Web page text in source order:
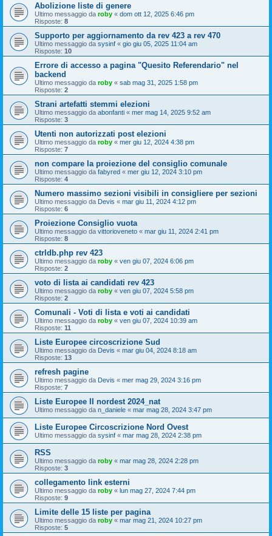
Abolizione liste di genere
Ultimo messaggio da roby « dom ott 12, 2025 6:46 pm
Risposte: 8
Supporto per aggiornamento da rev 423 a rev 470
Ultimo messaggio da sysinf « gio giu 05, 2025 11:04 am
Risposte: 10
Errore di accesso a pagina "Quesito Referendario" nel
backend
Ultimo messaggio da roby « sab mag 31, 2025 1:58 pm
Risposte: 2
Strani artefatti stemmi elezioni
Ultimo messaggio da abonfanti « mer mag 14, 2025 9:52 am
Risposte: 3
Utenti non autorizzati post elezioni
Ultimo messaggio da roby « mer giu 12, 2024 4:38 pm
Risposte: 7
non compare la proiezione del consiglio comunale
Ultimo messaggio da fabyred « mer giu 12, 2024 3:10 pm
Risposte: 4
Numero massimo sezioni visibili in consigliere per sezioni
Ultimo messaggio da Devis « mar giu 11, 2024 4:12 pm
Risposte: 6
Proiezione Consiglio vuota
Ultimo messaggio da vittorioveneto « mar giu 11, 2024 2:41 pm
Risposte: 8
ctrldb.php rev 423
Ultimo messaggio da roby « ven giu 07, 2024 6:06 pm
Risposte: 2
voto di lista ai candidati rev 423
Ultimo messaggio da roby « ven giu 07, 2024 5:58 pm
Risposte: 2
Comunali - Voti di lista e voti ai candidati
Ultimo messaggio da roby « ven giu 07, 2024 10:39 am
Risposte: 11
Liste Europee circoscrizione Sud
Ultimo messaggio da Devis « mar giu 04, 2024 8:18 am
Risposte: 13
refresh pagine
Ultimo messaggio da Devis « mer mag 29, 2024 3:16 pm
Risposte: 7
Liste Europee II nordest 2024_nat
Ultimo messaggio da n_daniele « mar mag 28, 2024 3:47 pm
Liste Europee Circoscrizione Nord Ovest
Ultimo messaggio da sysinf « mar mag 28, 2024 2:38 pm
RSS
Ultimo messaggio da roby « mar mag 28, 2024 2:28 pm
Risposte: 3
collegamento link esterni
Ultimo messaggio da roby « lun mag 27, 2024 7:44 pm
Risposte: 9
Limite delle 15 liste per pagina
Ultimo messaggio da roby « mar mag 21, 2024 10:27 pm
Risposte: 5